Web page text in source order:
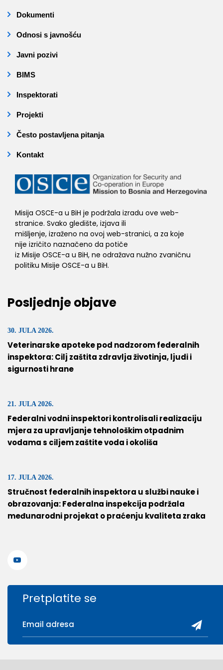
Dokumenti
Odnosi s javnošću
Javni pozivi
BIMS
Inspektorati
Projekti
Često postavljena pitanja
Kontakt
Misija OSCE-a u BiH je podržala izradu ove web-
stranice. Svako gledište, izjava ili
mišljenje, izraženo na ovoj web-stranici, a za koje
nije izričito naznačeno da potiče
iz Misije OSCE-a u BiH, ne odražava nužno zvaničnu
politiku Misije OSCE-a u BiH.
Posljednje objave
30. JULA 2026.
Veterinarske apoteke pod nadzorom federalnih
inspektora: Cilj zaštita zdravlja životinja, ljudi i
sigurnosti hrane
21. JULA 2026.
Federalni vodni inspektori kontrolisali realizaciju
mjera za upravljanje tehnološkim otpadnim
vodama s ciljem zaštite voda i okoliša
17. JULA 2026.
Stručnost federalnih inspektora u službi nauke i
obrazovanja: Federalna inspekcija podržala
međunarodni projekat o praćenju kvaliteta zraka
Pretplatite se